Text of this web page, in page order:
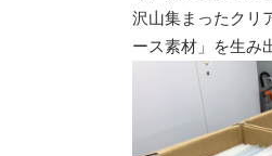
沢山集まったクリ
ース素材」を生み